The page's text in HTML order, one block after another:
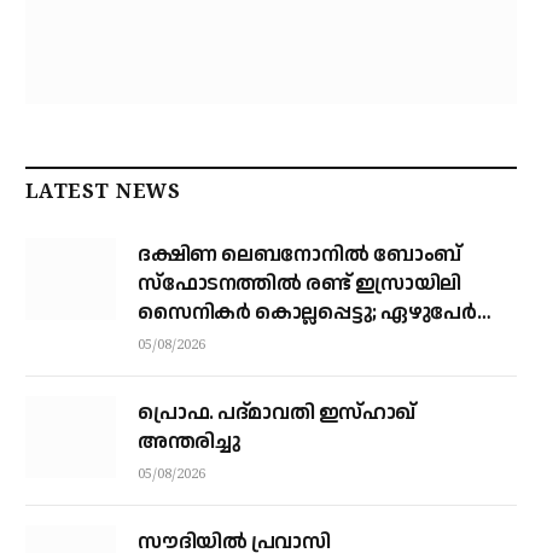
LATEST NEWS
ദക്ഷിണ ലെബനോനില്‍ ബോംബ്
സ്‌ഫോടനത്തില്‍ രണ്ട് ഇസ്രായിലി
സൈനികര്‍ കൊല്ലപ്പെട്ടു; ഏഴുപേര്‍ക്ക്
പരിക്ക്
05/08/2026
പ്രൊഫ. പദ്മാവതി ഇസ്ഹാഖ്
അന്തരിച്ചു
05/08/2026
സൗദിയില്‍ പ്രവാസി